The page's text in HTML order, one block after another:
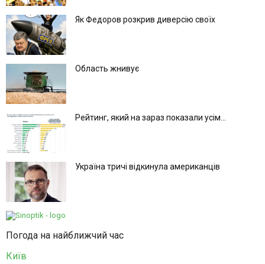
Як Федоров розкрив диверсію своїх
Область жнивує
Рейтинг, який на зараз показали усім...
Україна тричі відкинула американців
Погода на найближчий час
Київ